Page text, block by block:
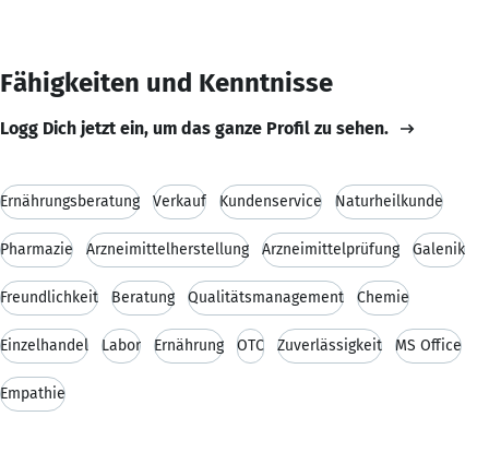
Fähigkeiten und Kenntnisse
Logg Dich jetzt ein, um das ganze Profil zu sehen.
Ernährungsberatung Verkauf Kundenservice Naturheilkunde
Pharmazie Arzneimittelherstellung Arzneimittelprüfung Galenik
Freundlichkeit Beratung Qualitätsmanagement Chemie
Einzelhandel Labor Ernährung OTC Zuverlässigkeit MS Office
Empathie